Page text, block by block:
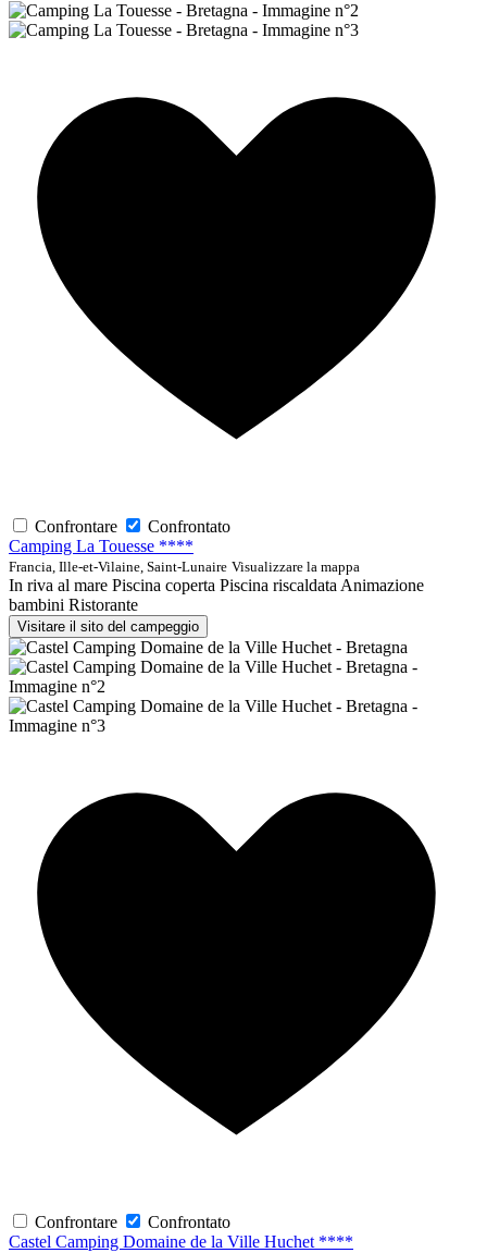
Confrontare
Confrontato
Camping La Touesse ****
Francia, Ille-et-Vilaine, Saint-Lunaire Visualizzare la mappa
In riva al mare Piscina coperta Piscina riscaldataAnimazione
bambini Ristorante
Visitare il sito del campeggio
Confrontare
Confrontato
Castel Camping Domaine de la Ville Huchet ****